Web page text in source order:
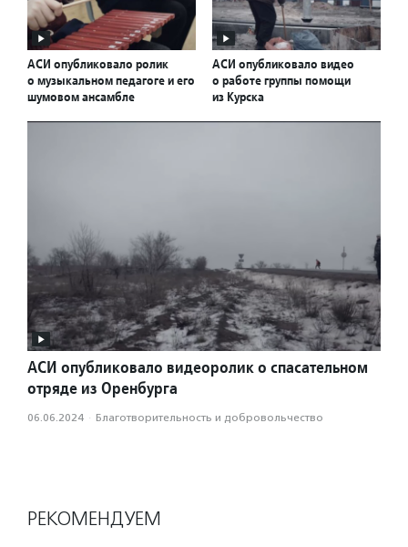
АСИ опубликовало ролик
о музыкальном педагоге и его
шумовом ансамбле
АСИ опубликовало видео
о работе группы помощи
из Курска
АСИ опубликовало видеоролик о спасательном
отряде из Оренбурга
06.06.2024 · Благотвори­тель­ность и доброволь­чест­во
РЕКОМЕНДУЕМ